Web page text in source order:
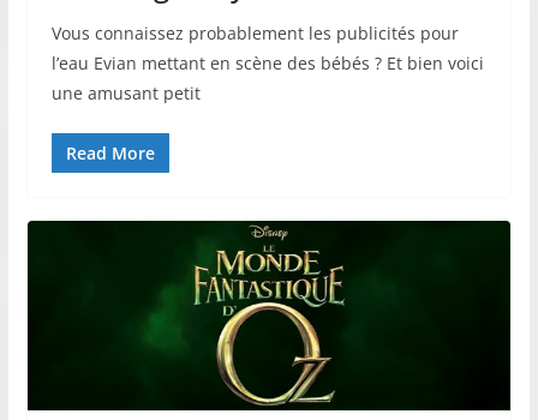
Vous connaissez probablement les publicités pour
l’eau Evian mettant en scène des bébés ? Et bien voici
une amusant petit
Read More